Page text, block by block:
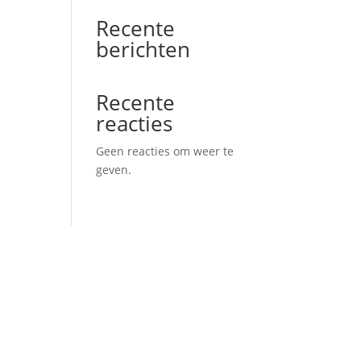
Recente
berichten
Recente
reacties
Geen reacties om weer te
geven.